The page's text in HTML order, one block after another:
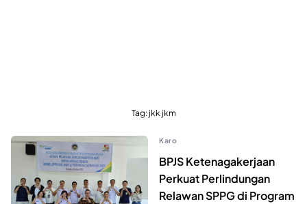
Tag: jkk jkm
Karo
BPJS Ketenagakerjaan
Perkuat Perlindungan
Relawan SPPG di Program